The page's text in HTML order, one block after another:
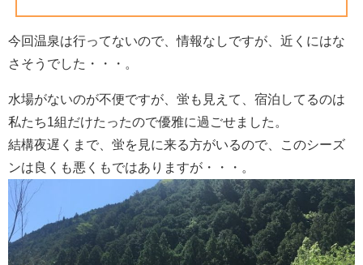
今回温泉は行ってないので、情報なしですが、近くにはな
さそうでした・・・。
水場がないのが不便ですが、蛍も見えて、宿泊してるのは
私たち1組だけたったので優雅に過ごせました。
結構夜遅くまで、蛍を見に来る方がいるので、このシーズ
ンは良くも悪くもではありますが・・・。